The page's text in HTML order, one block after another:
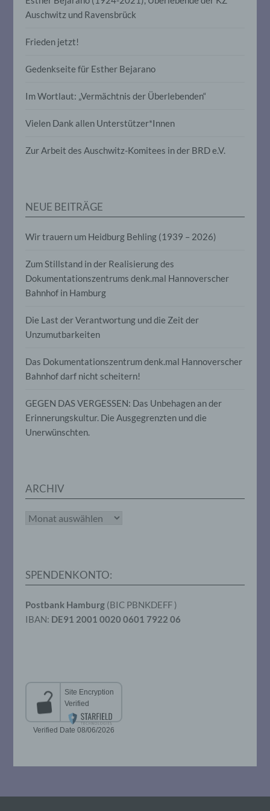
Auschwitz und Ravensbrück
Frieden jetzt!
Gedenkseite für Esther Bejarano
Im Wortlaut: „Vermächtnis der Überlebenden“
Vielen Dank allen Unterstützer*Innen
Zur Arbeit des Auschwitz-Komitees in der BRD e.V.
NEUE BEITRÄGE
Wir trauern um Heidburg Behling (1939 – 2026)
Zum Stillstand in der Realisierung des
Dokumentationszentrums denk.mal Hannoverscher
Bahnhof in Hamburg
Die Last der Verantwortung und die Zeit der
Unzumutbarkeiten
Das Dokumentationszentrum denk.mal Hannoverscher
Bahnhof darf nicht scheitern!
GEGEN DAS VERGESSEN: Das Unbehagen an der
Erinnerungskultur. Die Ausgegrenzten und die
Unerwünschten.
ARCHIV
Archiv
SPENDENKONTO:
Postbank Hamburg (BIC PBNKDEFF )
IBAN: DE91 2001 0020 0601 7922 06
Verarbeitung personenbezogener Daten,
werden, um bestimmte persönliche
Person beziehen, zu bewerten,
insbesondere, um Aspekte bezüglich
Gesundheit, persönlicher Vorlieben,
Aufenthaltsort oder Ortswechsel dieser
f) Pseudonymisierung
Pseudonymisierung ist die Verarbeitung
ohne Hinzuziehung zusätzlicher
Informationen nicht mehr einer
spezifischen betroffenen Person
zugeordnet werden können, sofern diese
aufbewahrt werden und technischen und
organisatorischen Maßnahmen
identifizierten oder identifizierbaren
natürlichen Person zugewiesen werden.
g) Verantwortlicher oder für die
Verarbeitung Verantwortlicher
oder andere Stelle, die allein oder
gemeinsam mit anderen über die Zwecke
personenbezogenen Daten entscheidet.
beziehungsweise können die bestimmten
Kriterien seiner Benennung nach dem
Mitgliedstaaten vorgesehen werden.
juristische Person, Behörde, Einrichtung
oder andere Stelle, die personenbezogene
Daten im Auftrag des Verantwortlichen
verarbeitet.